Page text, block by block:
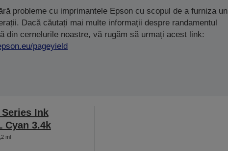
probleme cu imprimantele Epson cu scopul de a furniza un
Dacă căutați mai multe informații despre randamentul
din cernelurile noastre, vă rugăm să urmați acest link:
pageyield
Series Ink
Cyan 3.4k
ml